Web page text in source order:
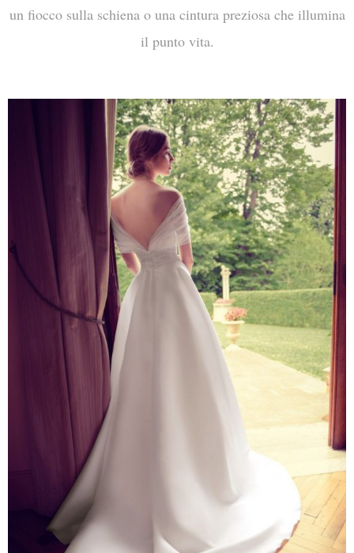
un fiocco sulla schiena o una cintura preziosa che illumina
il punto vita.